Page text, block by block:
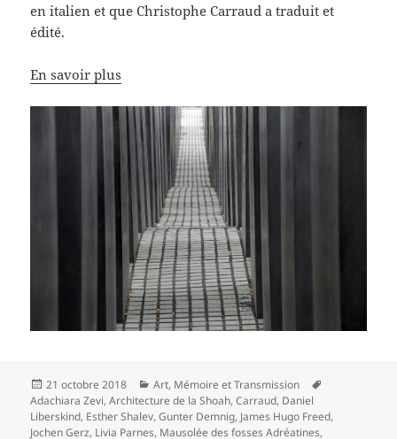
en italien et que Christophe Carraud a traduit et
édité.
En savoir plus
Publié
le
21 octobre 2018 Catégories
Art, Mémoire et Transmission
Adachiara Zevi,Architecture de la Shoah,Carraud, Daniel
Liberskind, Esther Shalev,Gunter Demnig, James Hugo Freed,
Jochen Gerz, Livia Parnes, Mausolée des fosses Adréatines,